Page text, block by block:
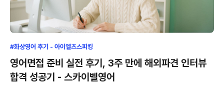
#화상영어 후기 - 아이엘츠스피킹
영어면접 준비 실전 후기, 3주 만에 해외파견 인터뷰
합격 성공기 - 스카이벨영어